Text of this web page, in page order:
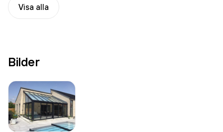
Visa alla
Bilder